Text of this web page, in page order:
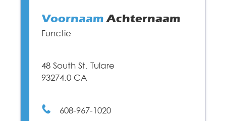
608-967-1020
Functie
48 South St. Tulare
93274.0 CA
VoornaamAchternaam